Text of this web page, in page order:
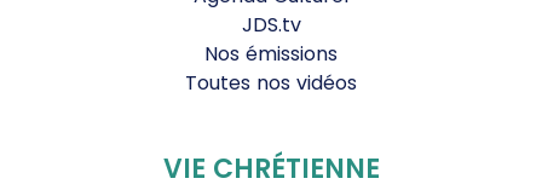
JDS.tv
Nos émissions
Toutes nos vidéos
VIE CHRÉTIENNE